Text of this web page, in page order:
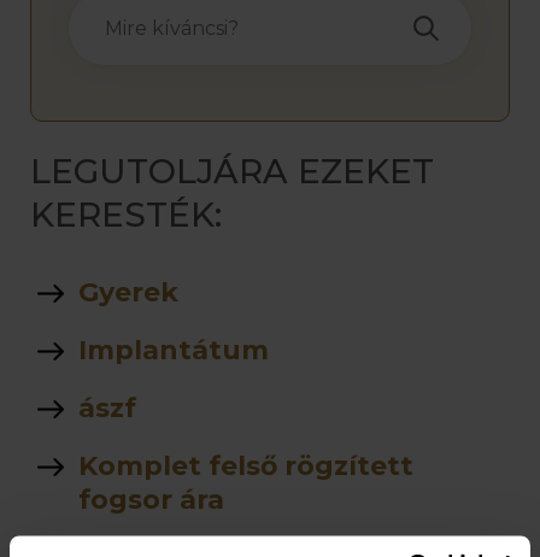
LEGUTOLJÁRA EZEKET
KERESTÉK:
Gyerek
Implantátum
ászf
Komplet felső rögzített
fogsor ára